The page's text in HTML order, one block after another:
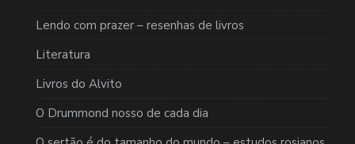
Lendo com prazer – resenhas de livros
Literatura
Livros do Alvito
O Drummond nosso de cada dia